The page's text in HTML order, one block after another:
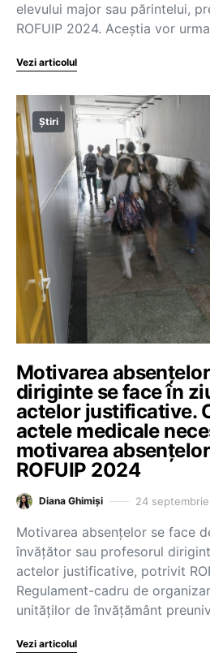
elevului major sau părintelui,
ROFUIP 2024. Aceștia vor
Vezi articolul
Știri
Motivarea
diriginte se face în
actelor justificative.
actele medicale
motivarea
ROFUIP 2024
Diana Ghimiși 24
Motivarea absențelor se face
învățător sau profesorul
actelor justificative, potrivit
Regulament-cadru de
unităților de învățământ
Vezi articolul